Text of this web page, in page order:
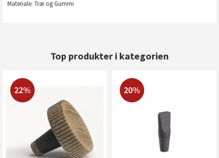
Materiale: Træ og Gummi
Top produkter i kategorien
22% 20%